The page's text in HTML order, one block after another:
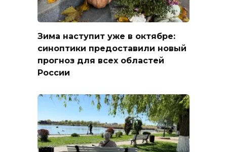
Зима наступит уже в октябре:
синоптики предоставили новый
прогноз для всех областей
России